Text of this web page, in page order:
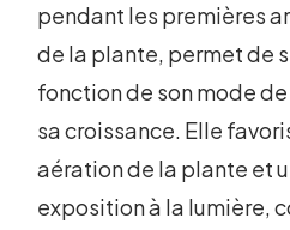
pendant les premières
de la plante, permet de
fonction de son mode
sa croissance. Elle
aération de la plante et
exposition à la lumière,